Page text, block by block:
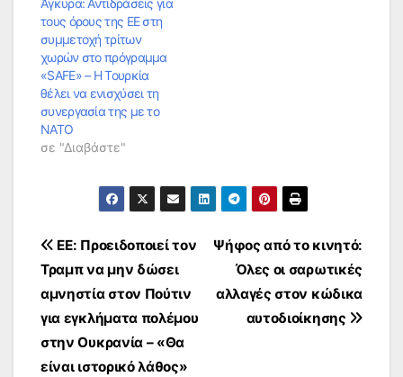
Άγκυρα: Αντιδράσεις για
τους όρους της ΕΕ στη
συμμετοχή τρίτων
χωρών στο πρόγραμμα
«SAFE» – Η Τουρκία
θέλει να ενισχύσει τη
συνεργασία της με το
ΝΑΤΟ
σε "Διαβάστε"
Πλοήγηση
άρθρων
Ψήφος από το κινητό:
Όλες οι σαρωτικές
αλλαγές στον κώδικα
αυτοδιοίκησης
ΕΕ: Προειδοποιεί τον
Τραμπ να μην δώσει
αμνηστία στον Πούτιν
για εγκλήματα πολέμου
στην Ουκρανία – «Θα
είναι ιστορικό λάθος»